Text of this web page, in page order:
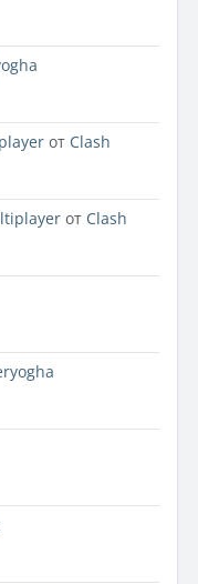
от Clash
от Clash